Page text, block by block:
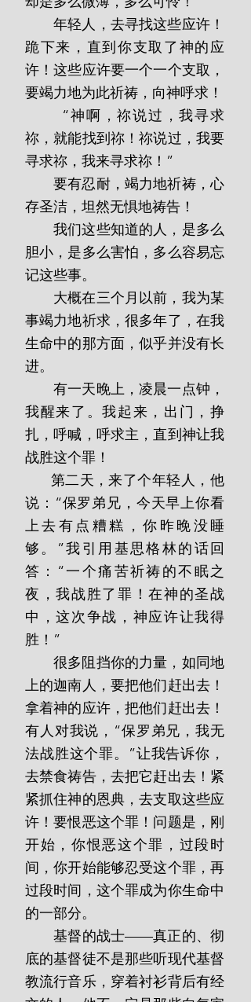
       年轻人，去寻找这些应许！
跪下来，直到你支取了神的应
许！这些应许要一个一个支取，
要竭力地为此祈祷，向神呼求！
祢，就能找到祢！祢说过，我要
寻求祢，我来寻求祢！”
       要有忍耐，竭力地祈祷，心
存圣洁，坦然无惧地祷告！
       我们这些知道的人，是多么
胆小，是多么害怕，多么容易忘
记这些事。
事竭力地祈求，很多年了，在我
生命中的那方面，似乎并没有长
进。
       有一天晚上，凌晨一点钟，
我醒来了。我起来，出门，挣
扎，呼喊，呼求主，直到神让我
战胜这个罪！
说：“保罗弟兄，今天早上你看
上去有点糟糕，你昨晚没睡
够。”我引用基思格林的话回
答：“一个痛苦祈祷的不眠之
夜，我战胜了罪！在神的圣战
中，这次争战，神应许让我得
胜！”
       很多阻挡你的力量，如同地
上的迦南人，要把他们赶出去！
拿着神的应许，把他们赶出去！
有人对我说，“保罗弟兄，我无
法战胜这个罪。”让我告诉你，
去禁食祷告，去把它赶出去！紧
紧抓住神的恩典，去支取这些应
许！要恨恶这个罪！问题是，刚
开始，你恨恶这个罪，过段时
间，你开始能够忍受这个罪，再
过段时间，这个罪成为你生命中
的一部分。
       基督的战士——真正的、彻
底的基督徒不是那些听现代基督
教流行音乐，穿着衬衫背后有经